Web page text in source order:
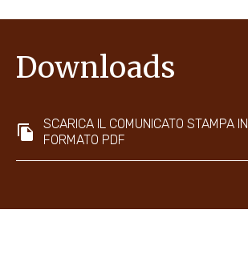
Downloads
SCARICA IL COMUNICATO STAMPA IN
FORMATO PDF